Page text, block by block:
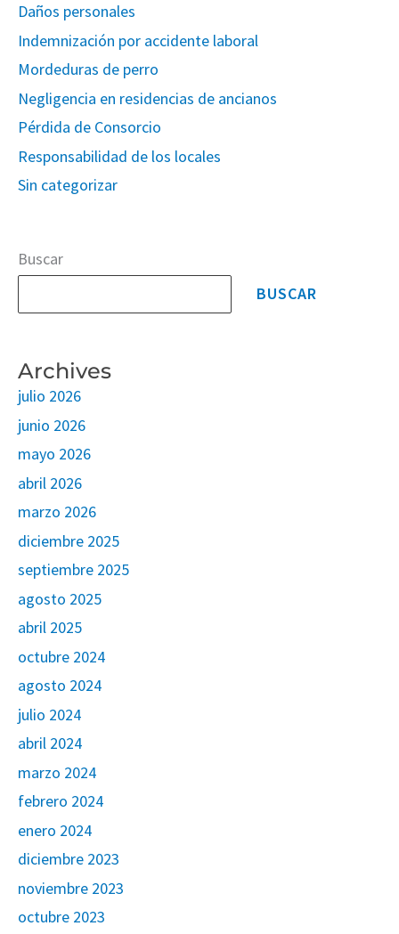
Daños personales
Indemnización por accidente laboral
Mordeduras de perro
Negligencia en residencias de ancianos
Pérdida de Consorcio
Responsabilidad de los locales
Sin categorizar
Buscar
BUSCAR
Archives
julio 2026
junio 2026
mayo 2026
abril 2026
marzo 2026
diciembre 2025
septiembre 2025
agosto 2025
abril 2025
octubre 2024
agosto 2024
julio 2024
abril 2024
marzo 2024
febrero 2024
enero 2024
diciembre 2023
noviembre 2023
octubre 2023